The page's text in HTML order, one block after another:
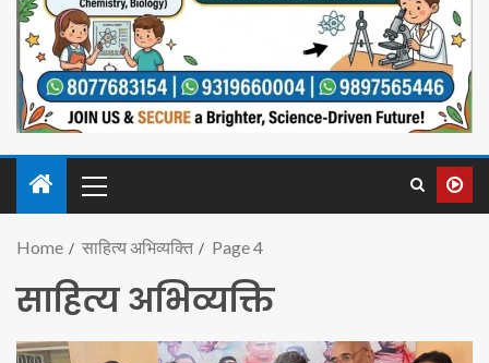
Home साहित्य अभिव्यक्ति Page 4
साहित्य अभिव्यक्ति